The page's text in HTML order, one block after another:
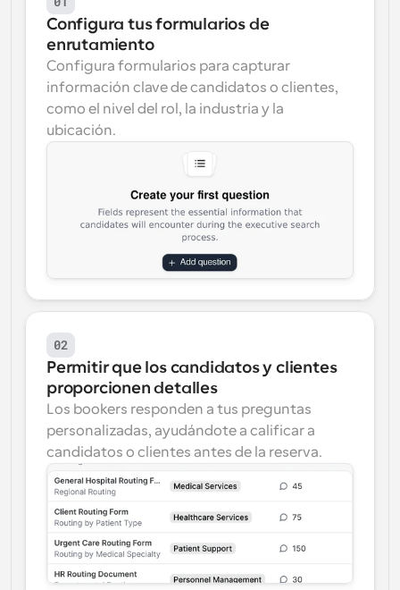
Configura tus formularios de
enrutamiento
Configura formularios para capturar
información clave de candidatos o clientes,
como el nivel del rol, la industria y la
ubicación.
02
Permitir que los candidatos y clientes
proporcionen detalles
Los bookers responden a tus preguntas
personalizadas, ayudándote a calificar a
candidatos o clientes antes de la reserva.